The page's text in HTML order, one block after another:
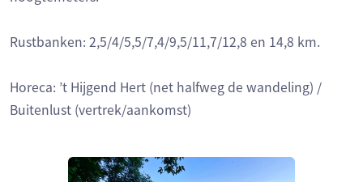
Rustbanken: 2,5/4/5,5/7,4/9,5/11,7/12,8 en 14,8 km.
Horeca: ’t Hijgend Hert (net halfweg de wandeling) /
Buitenlust (vertrek/aankomst)